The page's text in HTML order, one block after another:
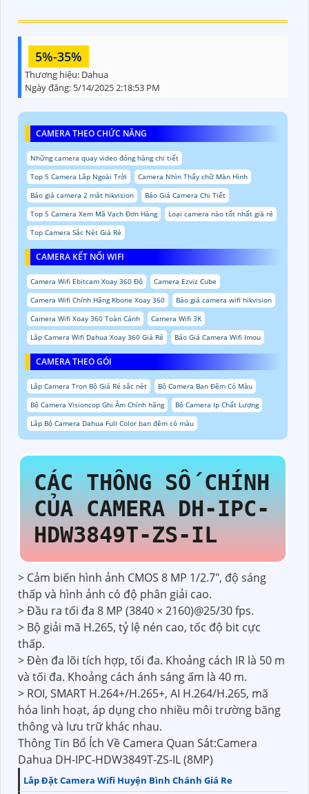
5%-35%
Thương hiệu: Dahua
Ngày đăng: 5/14/2025 2:18:53 PM
CAMERA THEO CHỨC NĂNG
Những camera quay video đóng hàng chi tiết
Top 5 Camera Lắp Ngoài Trời
Camera Nhìn Thấy chữ Màn Hình
Báo giá camera 2 mắt hikvision
Báo Giá Camera Chi Tiết
Top 5 Camera Xem Mã Vạch Đơn Hàng
Loại camera nào tốt nhất giá rẻ
Top Camera Sắc Nét Giá Rẻ
CAMERA KẾT NỐI WIFI
Camera Wifi Ebitcam Xoay 360 Độ
Camera Ezviz Cube
Camera Wifi Chính Hãng Kbone Xoay 360
Báo giá camera wifi hikvision
Camera Wifi Xoay 360 Toàn Cảnh
Camera Wifi 3K
Lắp Camera Wifi Dahua Xoay 360 Giá Rẻ
Báo Giá Camera Wifi Imou
CAMERA THEO GÓI
Lắp Camera Trọn Bộ Giá Rẻ sắc nét
Bộ Camera Ban Đêm Có Màu
Bộ Camera Visioncop Ghi Âm Chính hãng
Bộ Camera Ip Chất Lượng
Lắp Bộ Camera Dahua Full Color ban đêm có màu
CÁC THÔNG SỐ CHÍNH
CỦA CAMERA DH-IPC-
HDW3849T-ZS-IL
> Cảm biến hình ảnh CMOS 8 MP 1/2.7", độ sáng
thấp và hình ảnh có độ phân giải cao.
> Đầu ra tối đa 8 MP (3840 × 2160)@25/30 fps.
> Bộ giải mã H.265, tỷ lệ nén cao, tốc độ bit cực
thấp.
> Đèn đa lõi tích hợp, tối đa. Khoảng cách IR là 50 m
và tối đa. Khoảng cách ánh sáng ấm là 40 m.
> ROI, SMART H.264+/H.265+, AI H.264/H.265, mã
hóa linh hoạt, áp dụng cho nhiều môi trường băng
thông và lưu trữ khác nhau.
Thông Tin Bổ Ích Về Camera Quan Sát:Camera
Dahua DH-IPC-HDW3849T-ZS-IL (8MP)
Lắp Đặt Camera Wifi Huyện Bình Chánh Giá Re